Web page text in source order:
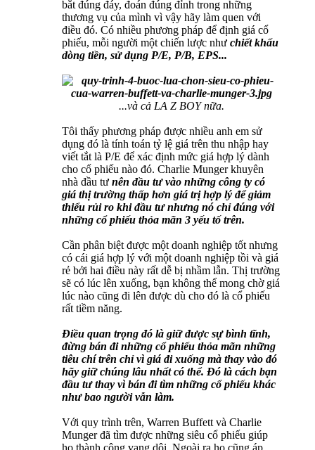
bắt đúng đáy, đoán đúng đỉnh trong những
thương vụ của mình vì vậy hãy làm quen với
điều đó. Có nhiều phương pháp để định giá cổ
phiếu, mỗi người một chiến lược như chiết khấu
dòng tiền, sử dụng P/E, P/B, EPS...
...và cả LA Z BOY nữa.
Tôi thấy phương pháp được nhiều anh em sử
dụng đó là tính toán tỷ lệ giá trên thu nhập hay
viết tắt là P/E để xác định mức giá hợp lý dành
cho cổ phiếu nào đó. Charlie Munger khuyên
nhà đầu tư nên đầu tư vào những công ty có
giá thị trường thấp hơn giá trị hợp lý để giảm
thiểu rủi ro khi đầu tư nhưng nó chỉ đúng với
những cổ phiếu thỏa mãn 3 yếu tố trên.
Cần phân biệt được một doanh nghiệp tốt nhưng
có cái giá hợp lý với một doanh nghiệp tồi và giá
rẻ bởi hai điều này rất dễ bị nhầm lẫn. Thị trường
sẽ có lúc lên xuống, bạn không thể mong chờ giá
lúc nào cũng đi lên được dù cho đó là cổ phiếu
rất tiềm năng.
Điều quan trọng đó là giữ được sự bình tĩnh,
đừng bán đi những cổ phiếu thỏa mãn những
tiêu chí trên chỉ vì giá đi xuống mà thay vào đó
hãy giữ chúng lâu nhất có thể. Đó là cách bạn
đầu tư thay vì bán đi tìm những cổ phiếu khác
như bao người vẫn làm.
Với quy trình trên, Warren Buffett và Charlie
Munger đã tìm được những siêu cổ phiếu giúp